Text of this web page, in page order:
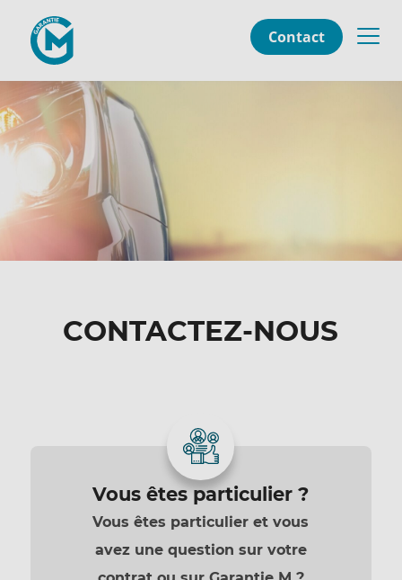
Contact
CONTACTEZ-NOUS
Vous êtes particulier ?
Vous êtes particulier et vous
avez une question sur votre